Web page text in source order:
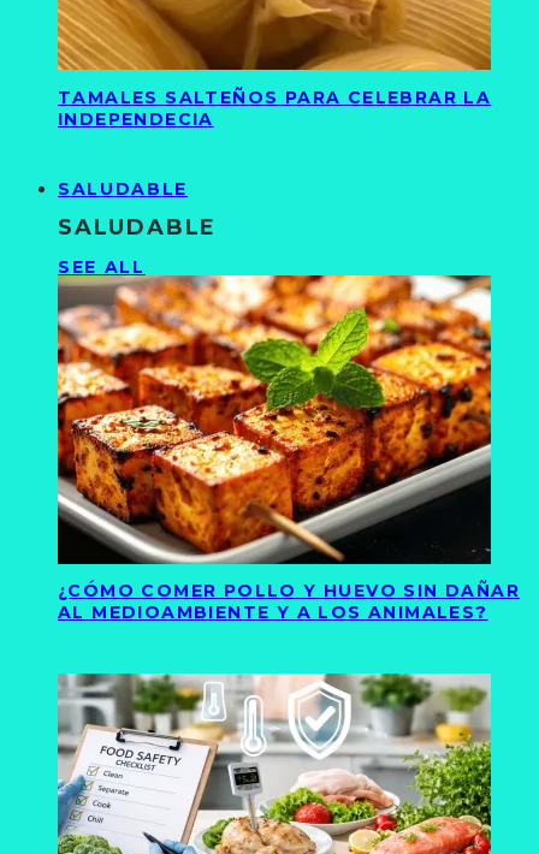
TAMALES SALTEÑOS PARA CELEBRAR LA
INDEPENDECIA
SALUDABLE
SALUDABLE
SEE ALL
¿CÓMO COMER POLLO Y HUEVO SIN DAÑAR
AL MEDIOAMBIENTE Y A LOS ANIMALES?